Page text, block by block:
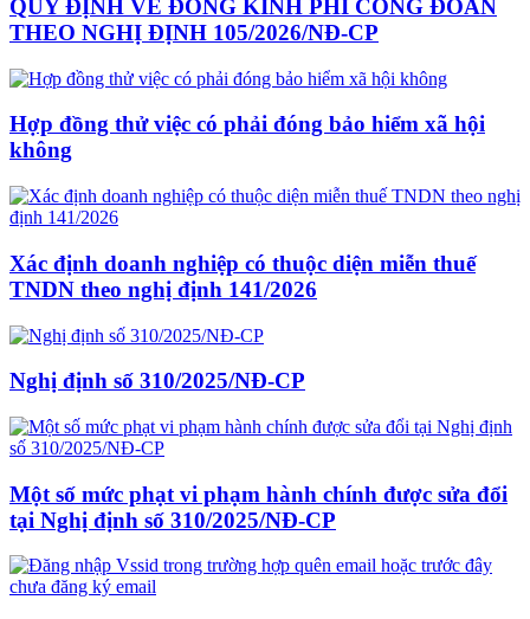
QUY ĐỊNH VỀ ĐÓNG KINH PHÍ CÔNG ĐOÀN
THEO NGHỊ ĐỊNH 105/2026/NĐ-CP
Hợp đồng thử việc có phải đóng bảo hiểm xã hội
không
Xác định doanh nghiệp có thuộc diện miễn thuế
TNDN theo nghị định 141/2026
Nghị định số 310/2025/NĐ-CP
Một số mức phạt vi phạm hành chính được sửa đổi
tại Nghị định số 310/2025/NĐ-CP